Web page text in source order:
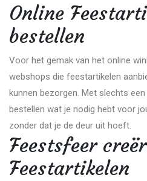
Online
bestellen
Voor het gemak van het online
webshops die feestartikelen
kunnen bezorgen. Met slechts
bestellen wat je nodig hebt voor
zonder dat je de deur uit hoeft.
Feestsfeer
Feestartikelen